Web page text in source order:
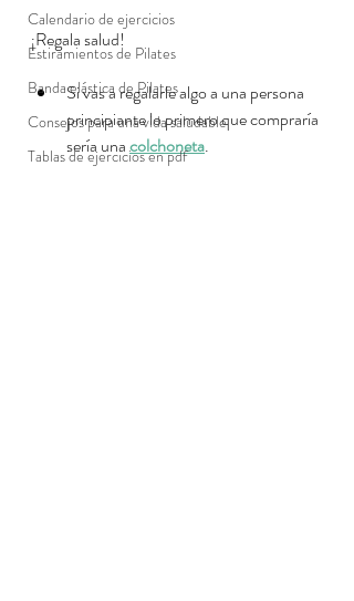
Calendario de ejercicios
Estiramientos de Pilates
Banda elástica de Pilates
Consejos para una vida saludable
Tablas de ejercicios en pdf
¡Regala salud!
Si vas a regalarle algo a una persona
principiante lo primero que compraría
sería una colchoneta.